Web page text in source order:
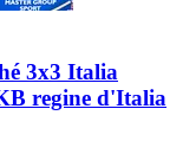
3x3 Italia
regine d'Italia